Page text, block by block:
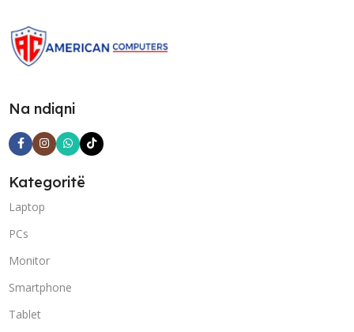
Na ndiqni
Kategoritë
Laptop
PCs
Monitor
Smartphone
Tablet